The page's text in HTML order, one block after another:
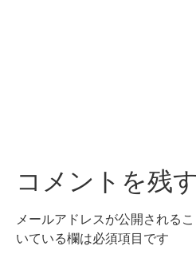
コメントを残す
メールアドレスが公開されるこ
いている欄は必須項目です